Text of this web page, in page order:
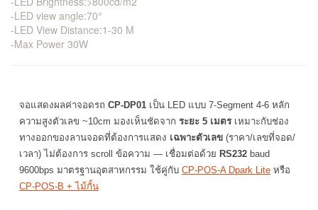
-LED view angle:70°
-LED View Distance:1-30 M
-Max Power 30W
จอแสดงผลค่าจอดรถ CP-DP01 เป็น LED แบบ 7-Segment 4-6 หลัก
ความสูงตัวเลข ~10cm มองเห็นชัดจาก ระยะ 5 เมตรเหมาะกับช่อง
ทางออกของลานจอดที่ต้องการแสดง เฉพาะตัวเลข (ราคา/เลขที่จอด/
เวลา) ไม่ต้องการ scroll ข้อความ — เชื่อมต่อด้วย RS232 baud
9600bps มาตรฐานอุตสาหกรรม ใช้คู่กับ CP-POS-A Dpark Lite หรือ
CP-POS-B + ไม้กั้น